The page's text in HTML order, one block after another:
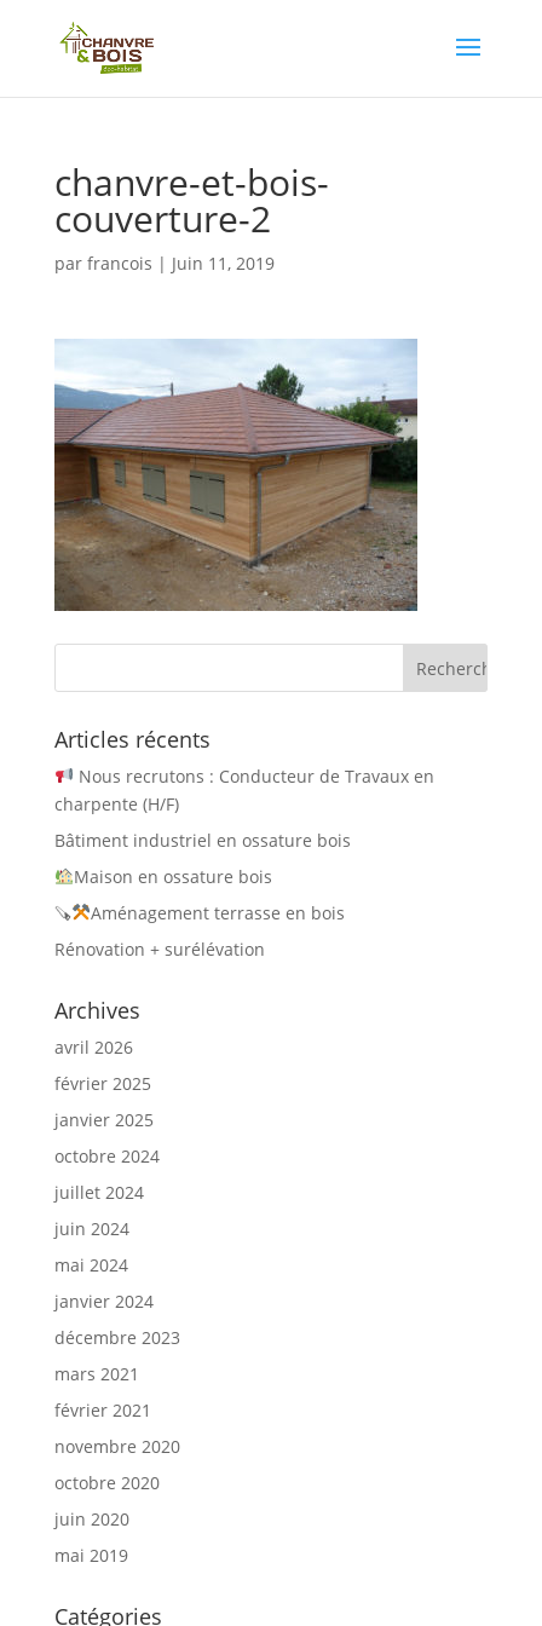
chanvre-et-bois-
couverture-2
par francois | Juin 11, 2019
Articles récents
Nous recrutons : Conducteur de Travaux en
charpente (H/F)
Bâtiment industriel en ossature bois
Maison en ossature bois
🪚
Aménagement terrasse en bois
Rénovation + surélévation
Archives
avril 2026
février 2025
janvier 2025
octobre 2024
juillet 2024
juin 2024
mai 2024
janvier 2024
décembre 2023
mars 2021
février 2021
novembre 2020
octobre 2020
juin 2020
mai 2019
Catégories